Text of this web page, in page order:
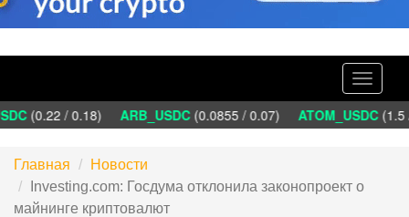
Toggle
(0.22 / 0.18) ARB_USDC(0.0855 / 0.07) ATOM_USDC(1.5
Главная
Новости
Investing.com: Госдума отклонила законопроект о
майнинге криптовалют